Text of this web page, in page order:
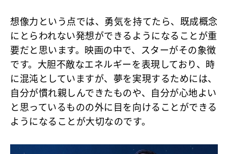
想像力という点では、勇気を持てたら、既成概念
にとらわれない発想ができるようになることが重
要だと思います。映画の中で、スターがその象徴
です。大胆不敵なエネルギーを表現しており、時
に混沌としていますが、夢を実現するためには、
自分が慣れ親しんできたものや、自分が心地よい
と思っているものの外に目を向けることができる
ようになることが大切なのです。